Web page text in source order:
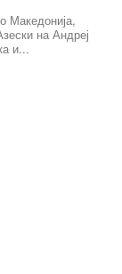
Македонија,
на Андреј
и...